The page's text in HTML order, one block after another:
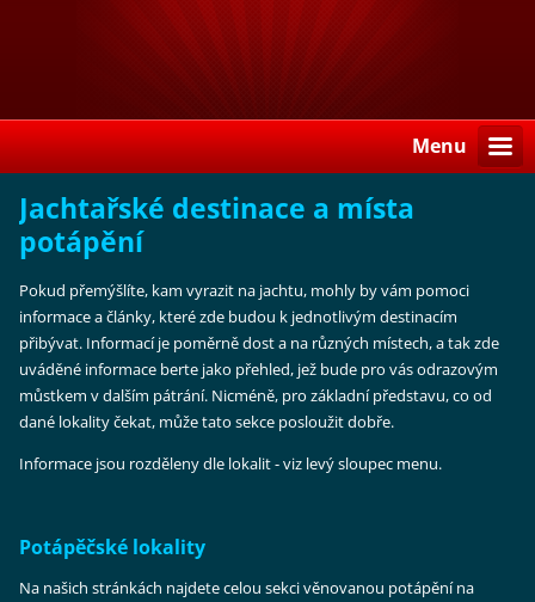
Menu
Jachtařské destinace a místa
potápění
Pokud přemýšlíte, kam vyrazit na jachtu, mohly by vám pomoci
informace a články, které zde budou k jednotlivým destinacím
přibývat. Informací je poměrně dost a na různých místech, a tak zde
uváděné informace berte jako přehled, jež bude pro vás odrazovým
můstkem v dalším pátrání. Nicméně, pro základní představu, co od
dané lokality čekat, může tato sekce posloužit dobře.
Informace jsou rozděleny dle lokalit - viz levý sloupec menu.
Potápěčské lokality
Na našich stránkách najdete celou sekci věnovanou potápění na